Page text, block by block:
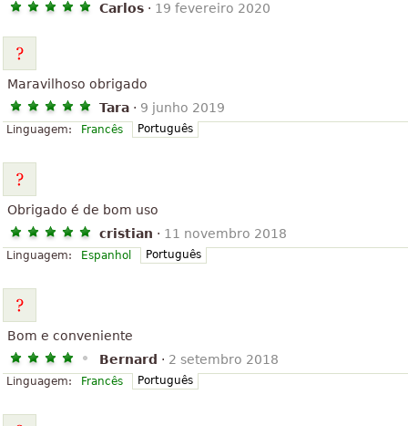
Carlos · 19 fevereiro 2020
Maravilhoso obrigado
Tara · 9 junho 2019
Linguagem: Francês Português
Obrigado é de bom uso
cristian · 11 novembro 2018
Linguagem: Espanhol Português
Bom e conveniente
Bernard · 2 setembro 2018
Linguagem: Francês Português